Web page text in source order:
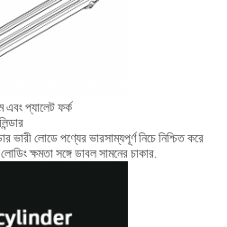
প্যালেট ফর্ক
ভারী লোডে পণ্যের ভারসাম্যপূর্ণ নিচে নিশ্চিত করে
ক্ষমতা সঙ্গে ডাবল সামনের চাকার.